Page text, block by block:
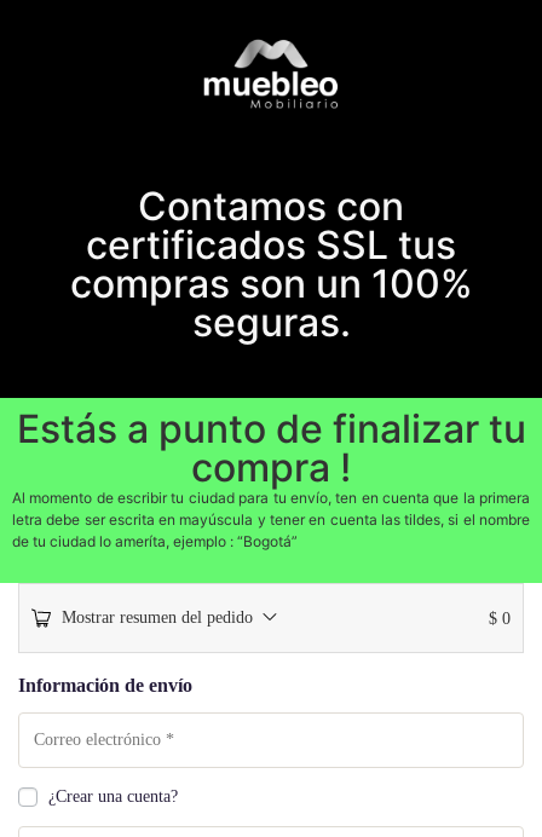
Contamos con
certificados SSL tus
compras son un 100%
seguras.
Estás a punto de finalizar tu
compra !
Al momento de escribir tu ciudad para tu envío, ten en cuenta que la primera
letra debe ser escrita en mayúscula y tener en cuenta las tildes, si el nombre
de tu ciudad lo ameríta, ejemplo : “Bogotá”
Mostrar resumen del pedido $ 0
Información de envío
¿Crear una cuenta?